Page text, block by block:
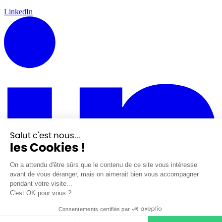
LinkedIn
Salut c'est nous...
les Cookies !
On a attendu d'être sûrs que le contenu de ce site vous intéresse
avant de vous déranger, mais on aimerait bien vous accompagner
pendant votre visite...
C'est OK pour vous ?
Consentements certifiés par